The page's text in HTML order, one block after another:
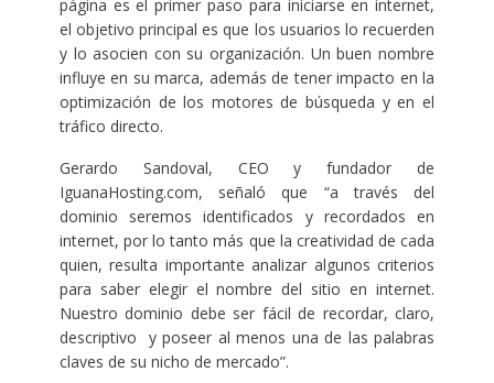
página es el primer paso para iniciarse en internet,
el objetivo principal es que los usuarios lo recuerden
y lo asocien con su organización. Un buen nombre
influye en su marca, además de tener impacto en la
optimización de los motores de búsqueda y en el
tráfico directo.
Gerardo Sandoval, CEO y fundador de
IguanaHosting.com, señaló que “a través del
dominio seremos identificados y recordados en
internet, por lo tanto más que la creatividad de cada
quien, resulta importante analizar algunos criterios
para saber elegir el nombre del sitio en internet.
Nuestro dominio debe ser fácil de recordar, claro,
descriptivo y poseer al menos una de las palabras
claves de su nicho de mercado”.